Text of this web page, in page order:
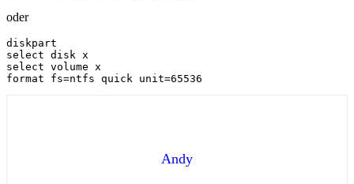
oder
diskpart
select disk x
select volume x
format fs=ntfs quick unit=65536
Andy